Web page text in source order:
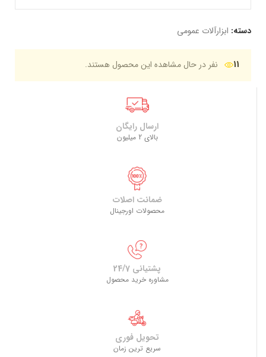
دسته: ابزارآلات عمومی
11 نفر در حال مشاهده این محصول هستند.
ارسال رایگان
بالای 2 میلیون
ضمانت اصلات
محصولات اورجینال
پشتیانی 24/7
مشاوره خرید محصول
تحویل فوری
سریع ترین زمان